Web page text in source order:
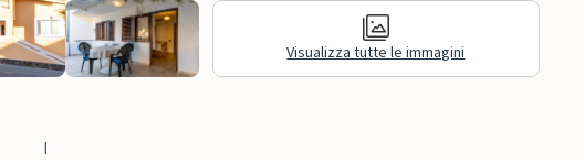
Visualizza tutte le immagini
Recensioni